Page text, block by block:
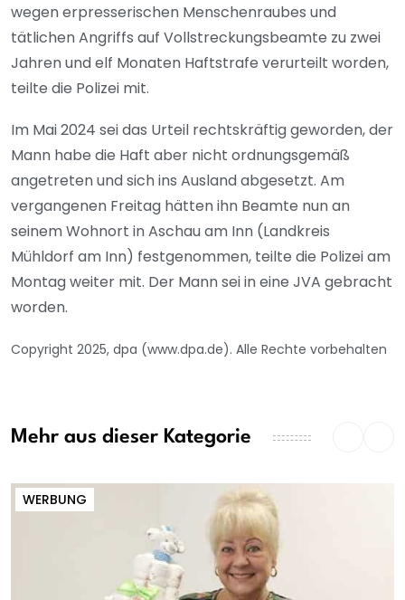
wegen erpresserischen Menschenraubes und
tätlichen Angriffs auf Vollstreckungsbeamte zu zwei
Jahren und elf Monaten Haftstrafe verurteilt worden,
teilte die Polizei mit.
Im Mai 2024 sei das Urteil rechtskräftig geworden, der
Mann habe die Haft aber nicht ordnungsgemäß
angetreten und sich ins Ausland abgesetzt. Am
vergangenen Freitag hätten ihn Beamte nun an
seinem Wohnort in Aschau am Inn (Landkreis
Mühldorf am Inn) festgenommen, teilte die Polizei am
Montag weiter mit. Der Mann sei in eine JVA gebracht
worden.
Copyright 2025, dpa (www.dpa.de). Alle Rechte vorbehalten
Mehr aus dieser Kategorie
WERBUNG